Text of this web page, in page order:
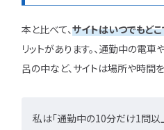
本と比べて、サイトはいつでもど
リットがあります。、通勤中の電
呂の中など、サイトは場所や時間
私は「通勤中の10分だけ1問以